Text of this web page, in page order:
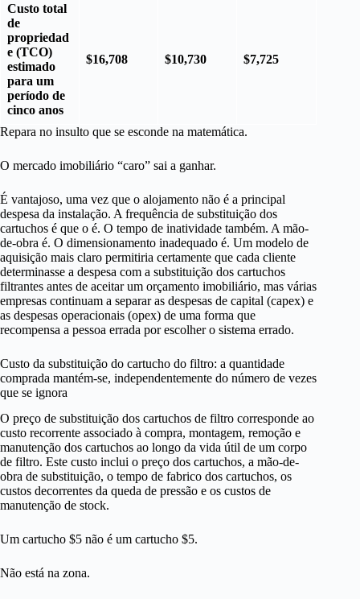
Custo total
de
propriedad
e (TCO)
estimado
para um
período de
cinco anos
$16,708 $10,730 $7,725
Repara no insulto que se esconde na matemática.
O mercado imobiliário “caro” sai a ganhar.
É vantajoso, uma vez que o alojamento não é a principal
despesa da instalação. A frequência de substituição dos
cartuchos é que o é. O tempo de inatividade também. A mão-
de-obra é. O dimensionamento inadequado é. Um modelo de
aquisição mais claro permitiria certamente que cada cliente
determinasse a despesa com a substituição dos cartuchos
filtrantes antes de aceitar um orçamento imobiliário, mas várias
empresas continuam a separar as despesas de capital (capex) e
as despesas operacionais (opex) de uma forma que
recompensa a pessoa errada por escolher o sistema errado.
Custo da substituição do cartucho do filtro: a quantidade
comprada mantém-se, independentemente do número de vezes
que se ignora
O preço de substituição dos cartuchos de filtro corresponde ao
custo recorrente associado à compra, montagem, remoção e
manutenção dos cartuchos ao longo da vida útil de um corpo
de filtro. Este custo inclui o preço dos cartuchos, a mão-de-
obra de substituição, o tempo de fabrico dos cartuchos, os
custos decorrentes da queda de pressão e os custos de
manutenção de stock.
Um cartucho $5 não é um cartucho $5.
Não está na zona.